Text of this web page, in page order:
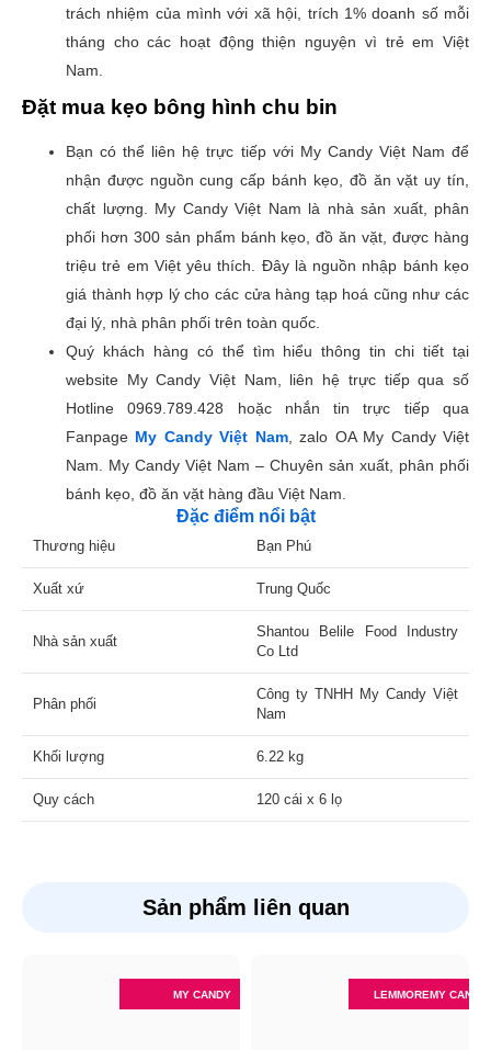
trách nhiệm của mình với xã hội, trích 1% doanh số mỗi
tháng cho các hoạt động thiện nguyện vì trẻ em Việt
Nam.
Đặt mua kẹo bông hình chu bin
Bạn có thể liên hệ trực tiếp với My Candy Việt Nam để
nhận được nguồn cung cấp bánh kẹo, đồ ăn vặt uy tín,
chất lượng. My Candy Việt Nam là nhà sản xuất, phân
phối hơn 300 sản phẩm bánh kẹo, đồ ăn vặt, được hàng
triệu trẻ em Việt yêu thích. Đây là nguồn nhập bánh kẹo
giá thành hợp lý cho các cửa hàng tạp hoá cũng như các
đại lý, nhà phân phối trên toàn quốc.
Quý khách hàng có thể tìm hiểu thông tin chi tiết tại
website My Candy Việt Nam, liên hệ trực tiếp qua số
Hotline 0969.789.428 hoặc nhắn tin trực tiếp qua
Fanpage My Candy Việt Nam, zalo OA My Candy Việt
Nam. My Candy Việt Nam – Chuyên sản xuất, phân phối
bánh kẹo, đồ ăn vặt hàng đầu Việt Nam.
Đặc điểm nổi bật
Thương hiệu Bạn Phú
Xuất xứ Trung Quốc
Nhà sản xuất
Shantou Belile Food Industry
Co Ltd
Phân phối
Công ty TNHH My Candy Việt
Nam
Khối lượng 6.22 kg
Quy cách 120 cái x 6 lọ
Sản phẩm liên quan
MY CANDY LEMMOREMY CANDY